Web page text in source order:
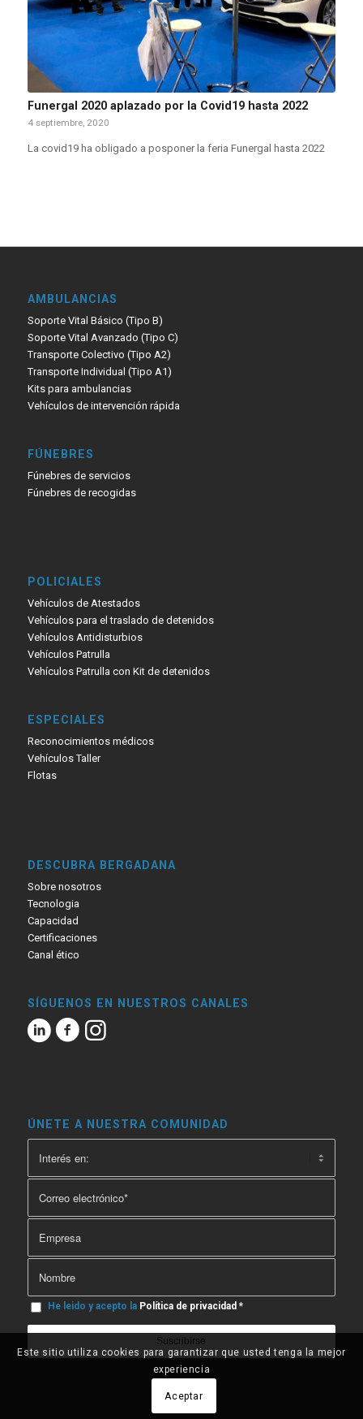
Funergal 2020 aplazado por la Covid19 hasta 2022
4 septiembre, 2020
La covid19 ha obligado a posponer la feria Funergal hasta 2022
AMBULANCIAS
Soporte Vital Básico (Tipo B)
Soporte Vital Avanzado (Tipo C)
Transporte Colectivo (Tipo A2)
Transporte Individual (Tipo A1)
Kits para ambulancias
Vehículos de intervención rápida
FÚNEBRES
Fúnebres de servicios
Fúnebres de recogidas
POLICIALES
Vehículos de Atestados
Vehículos para el traslado de detenidos
Vehículos Antidisturbios
Vehículos Patrulla
Vehículos Patrulla con Kit de detenidos
ESPECIALES
Reconocimientos médicos
Vehículos Taller
Flotas
DESCUBRA BERGADANA
Sobre nosotros
Tecnologia
Capacidad
Certificaciones
Canal ético
SÍGUENOS EN NUESTROS CANALES
ÚNETE A NUESTRA COMUNIDAD
He leido y acepto la Política de privacidad *
Este sitio utiliza cookies para garantizar que usted tenga la mejor
experiencia
Aceptar